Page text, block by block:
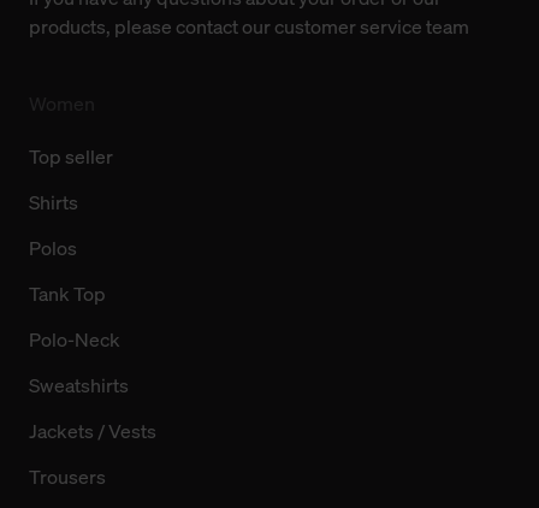
finden Sie in unserer Datenschutzerklärung.
products, please contact our customer service team
Top seller
Shirts
Polos
Tank Top
Polo-Neck
Sweatshirts
Jackets / Vests
Trousers